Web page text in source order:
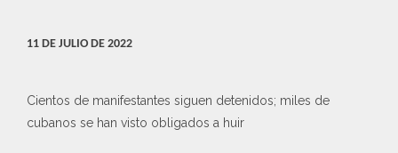
11 DE JULIO DE 2022
Cientos de manifestantes siguen detenidos; miles de
cubanos se han visto obligados a huir